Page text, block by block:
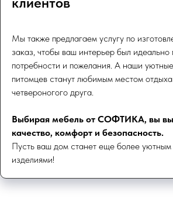
Мы также предлагаем услугу по
заказ, чтобы ваш интерьер был
потребности и пожелания. А наши
питомцев станут любимым местом
четвероногого друга.
Выбирая мебель от СОФТИКА, вы
качество, комфорт и безопасность.
Пусть ваш дом станет еще более
изделиями!